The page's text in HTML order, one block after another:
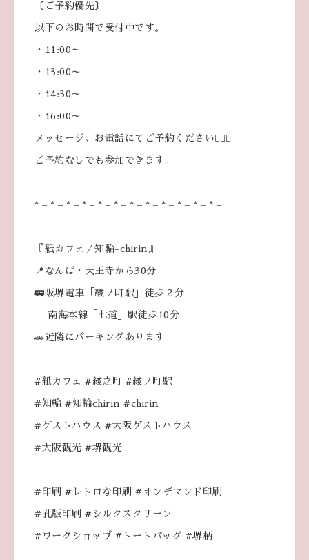
〔ご予約優先〕
以下のお時間で受付中です。
・11:00～
・13:00～
・14:30～
・16:00～
メッセージ、お電話にてご予約ください💁🏼‍♀️
ご予約なしでも参加できます。
* – * – * – * – * – * – * – * – * – * – * – * –
『紙カフェ／知輪-chirin』
📍なんば・天王寺から30分
🚃阪堺電車「綾ノ町駅」徒歩２分
南海本線「七道」駅徒歩10分
🚗近隣にパーキングあります
#紙カフェ #綾之町 #綾ノ町駅
#知輪 #知輪chirin #chirin
#ゲストハウス #大阪ゲストハウス
#大阪観光 #堺観光
#印刷 #レトロな印刷 #オンデマンド印刷
#孔版印刷 #シルクスクリーン
#ワークショップ #トートバッグ #堺柄